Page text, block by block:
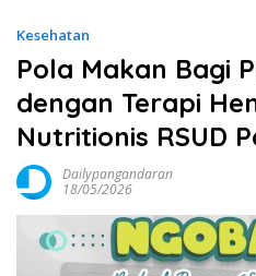
Kesehatan
Pola Makan Bagi
dengan Terapi
Nutritionis RSUD
Dailypangandaran
18/05/2026